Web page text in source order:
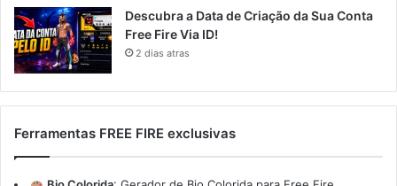
Descubra a Data de Criação da Sua Conta
Free Fire Via ID!
2 dias atras
Ferramentas FREE FIRE exclusivas